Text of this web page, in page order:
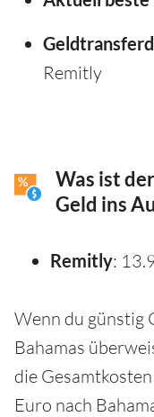
Remitly
Was ist
Geld ins
Remitly:
Wenn du günstig
Bahamas
die
Euro nach